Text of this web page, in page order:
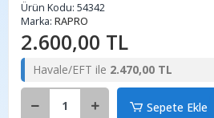
Ürün Kodu: 54342
Marka: RAPRO
2.600,00 TL
Havale/EFT ile 2.470,00 TL
Sepete Ekle